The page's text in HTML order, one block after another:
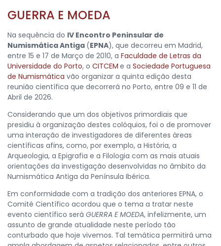
​GUERRA E MOEDA
Na sequência do IV Encontro Peninsular de
Numismática Antiga (EPNA), que decorreu em Madrid,
entre 15 e 17 de Março de 2010, a Faculdade de Letras da
Universidade do Porto, o CITCEM e a Sociedade Portuguesa
de Numismática vão organizar a quinta edição desta
reunião científica que decorrerá no Porto, entre 09 e 11 de
Abril de 2026.
Considerando que um dos objetivos primordiais que
presidiu à organização destes colóquios, foi o de promover
uma interação de investigadores de diferentes áreas
científicas afins, como, por exemplo, a História, a
Arqueologia, a Epigrafia e a Filologia com as mais atuais
orientações da investigação desenvolvidas no âmbito da
Numismática Antiga da Península Ibérica.
Em conformidade com a tradição dos anteriores EPNA, o
Comité Científico acordou que o tema a tratar neste
evento científico será GUERRA E MOEDA, infelizmente, um
assunto de grande atualidade neste período tão
conturbado que hoje vivemos. Tal temática permitirá uma